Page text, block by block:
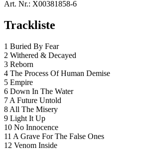
Art. Nr.: X00381858-6
Trackliste
1 Buried By Fear
2 Withered & Decayed
3 Reborn
4 The Process Of Human Demise
5 Empire
6 Down In The Water
7 A Future Untold
8 All The Misery
9 Light It Up
10 No Innocence
11 A Grave For The False Ones
12 Venom Inside